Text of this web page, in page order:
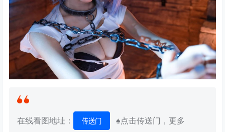
在线看图地址： 传送门
♠点击传送门，更多